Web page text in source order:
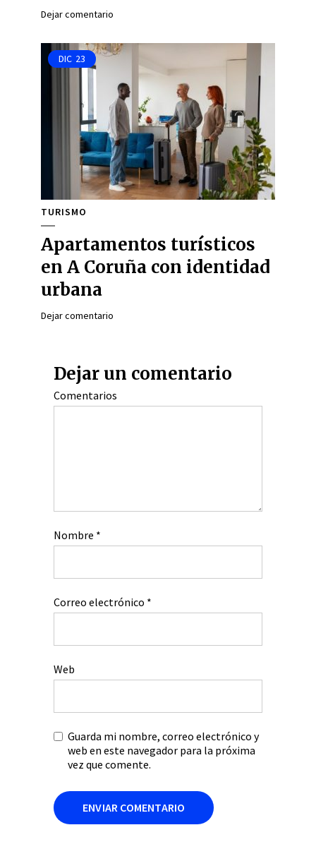
Dejar comentario
DIC 23
TURISMO
Apartamentos turísticos
en A Coruña con identidad
urbana
Dejar comentario
Dejar un comentario
Comentarios
Nombre *
Correo electrónico *
Web
Guarda mi nombre, correo electrónico y
web en este navegador para la próxima
vez que comente.